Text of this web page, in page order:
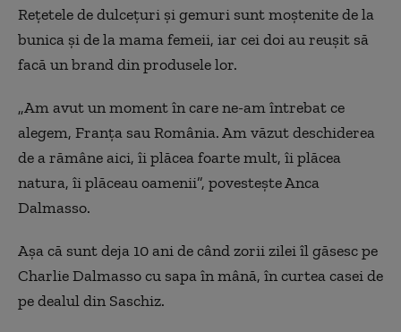
Reţetele de dulceţuri şi gemuri sunt moştenite de la
bunica şi de la mama femeii, iar cei doi au reuşit să
facă un brand din produsele lor.
„Am avut un moment în care ne-am întrebat ce
alegem, Franţa sau România. Am văzut deschiderea
de a rămâne aici, îi plăcea foarte mult, îi plăcea
natura, îi plăceau oamenii”, povesteşte Anca
Dalmasso.
Aşa că sunt deja 10 ani de când zorii zilei îl găsesc pe
Charlie Dalmasso cu sapa în mână, în curtea casei de
pe dealul din Saschiz.